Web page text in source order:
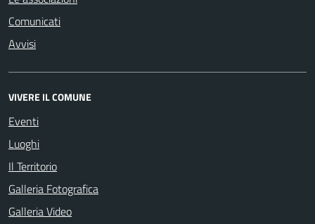
Comunicati
Avvisi
VIVERE IL COMUNE
Eventi
Luoghi
Il Territorio
Galleria Fotografica
Galleria Video